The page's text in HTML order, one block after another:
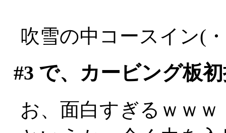
吹雪の中コースイン(
#3 で、カービング板
お、面白すぎるｗｗｗ